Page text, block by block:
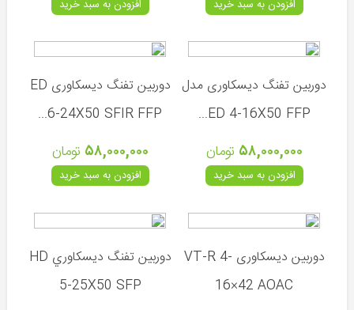
بروکوک
بی
ای
(انگلیس)
استیت
(انگلیس)
(اسپانیا)
و
افزودن به سبد خرید افزودن به سبد خرید
دوربین تفنگ دیسکاوری مدل
ED 4-16X50 FFP...
۵۸,۰۰۰,۰۰۰ تومان
افزودن به سبد خرید
دوربین تفنگ دیسکاوری ED
6-24X50 SFIR FFP...
۵۸,۰۰۰,۰۰۰ تومان
افزودن به سبد خرید
دوربین دیسکاوری VT-R 4-
16×42 AOAC
دوربين تفنگ ديسكاوري HD
5-25X50 SFP